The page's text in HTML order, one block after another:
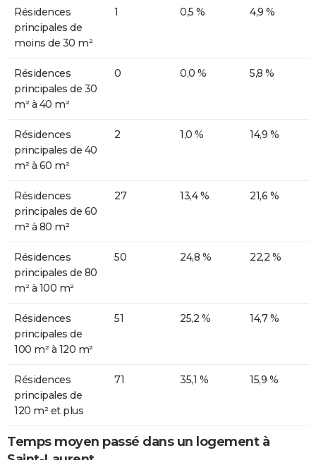
Résidences
principales de
moins de 30 m²
1 0,5 % 4,9 %
Résidences
principales de 30
m² à 40 m²
0 0,0 % 5,8 %
Résidences
principales de 40
m² à 60 m²
2 1,0 % 14,9 %
Résidences
principales de 60
m² à 80 m²
27 13,4 % 21,6 %
Résidences
principales de 80
m² à 100 m²
50 24,8 % 22,2 %
Résidences
principales de
100 m² à 120 m²
51 25,2 % 14,7 %
Résidences
principales de
120 m² et plus
71 35,1 % 15,9 %
Temps moyen passé dans un logement à